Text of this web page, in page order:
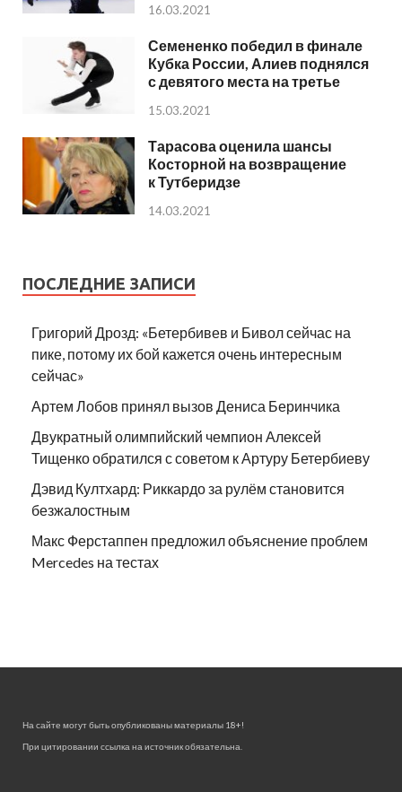
16.03.2021
Семененко победил в финале
Кубка России, Алиев поднялся
с девятого места на третье
15.03.2021
Тарасова оценила шансы
Косторной на возвращение
к Тутберидзе
14.03.2021
ПОСЛЕДНИЕ ЗАПИСИ
Григорий Дрозд: «Бетербивев и Бивол сейчас на
пике, потому их бой кажется очень интересным
сейчас»
Артем Лобов принял вызов Дениса Беринчика
Двукратный олимпийский чемпион Алексей
Тищенко обратился с советом к Артуру Бетербиеву
Дэвид Култхард: Риккардо за рулём становится
безжалостным
Макс Ферстаппен предложил объяснение проблем
Mercedes на тестах
На сайте могут быть опубликованы материалы 18+!
При цитировании ссылка на источник обязательна.